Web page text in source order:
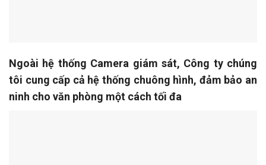
Ngoài hệ thống Camera giám sát, Công ty chúng
tôi cung cấp cả hệ thống chuông hình, đảm bảo an
ninh cho văn phòng một cách tối đa